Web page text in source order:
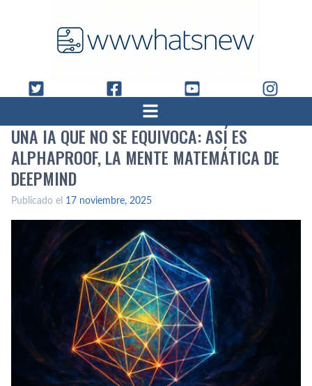
UNA IA QUE NO SE EQUIVOCA: ASÍ ES
ALPHAPROOF, LA MENTE MATEMÁTICA DE
DEEPMIND
Publicado el 17 noviembre, 2025